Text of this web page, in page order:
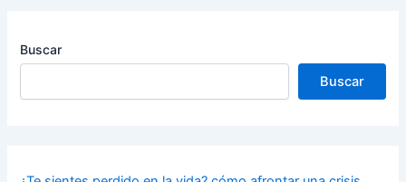
Buscar
Buscar